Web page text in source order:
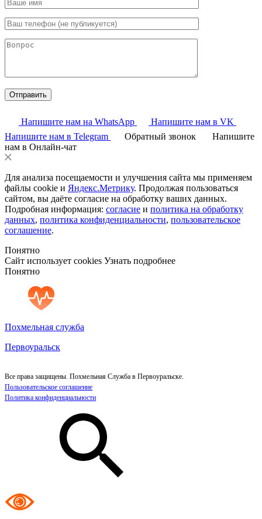
Напишите нам на WhatsApp
Напишите нам в VK
Напишите нам в Telegram
Обратный звонок
Напишите
нам в Онлайн-чат
Для анализа посещаемости и улучшения сайта мы применяем
файлы cookie и Яндекс.Метрику. Продолжая пользоваться
сайтом, вы даёте согласие на обработку ваших данных.
Подробная информация: согласие и политика на обработку
данных, политика конфиденциальности, пользовательское
соглашение.
Понятно
Сайт использует cookies Узнать подробнее
Понятно
Похмельная служба
Первоуральск
Все права защищены. Похмельная Служба в Первоуральске.
Пользовательское соглашение
Политика конфиденциальности